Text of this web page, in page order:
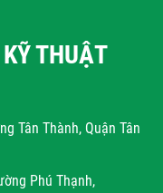
THUẬT
Tân Thành, Quận Tân
Phú Thạnh,